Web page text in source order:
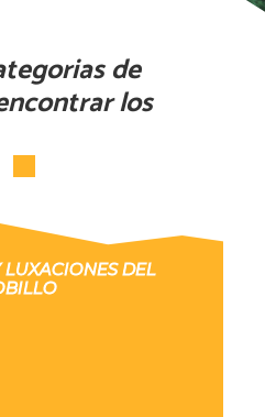
de
los
LUXACIONES DEL